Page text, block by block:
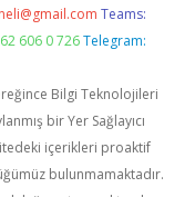
Teams:
606 0 726 Telegram:
Bilgi Teknolojileri
bir Yer Sağlayıcı
içerikleri proaktif
bulunmamaktadır.